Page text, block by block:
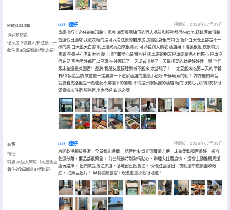
Meiyazaizai
與好友旅遊
優享房·2張雙人床·江景（一
線江景+全屋智能+小冰箱）
入住於2026年07月
5.0 極好
評價於：2026年07月09日
重慶出行｜必住的南濱路江景房 洲際集團旗下的酒店品質和服務都很在線 包括這家南濱路
智選假日酒店 我這次睡的是可以看江景的雙床房 房間設計很有特色 窗外白天晚上都是不一
樣的美 白天藍天白雲 晚上燈光亮起來很漂亮 可以看到大橋哦 酒店離下浩裏很近 夜景特別
美麗 在彈子石老街附近 晚上出門散步心情特別好 開車來的朋友停車問題也不用擔心 停車位
很充足 室內室外都可以停車 在外面玩了一天或者出差了一天最想要的就是好好睡一覺 他們
家床墊還是英國百年品牌 我朋友直接睡到喊不起來 太舒服了！ 一定要起來吃第二天的早餐
有80多種品類 來重慶一定要試一下這家酒店的重慶小麪呀 新鮮現煮的呢！ 誇誇他們隔音
就靠着馬路但是一點也聽不見樓下的嘈雜 不愧是洲際集團的酒店 睡的很安心 我和朋友都很
滿意這次住宿 服務態度也很好 有求必應
訪客
情侶
特惠·高級大床房（高層側面
看江+全屋智能+小冰箱）
入住於2026年07月
5.0 極好
評價於：2026年07月09日
房間乾淨超級整潔，全屋智能設備， 語音控制燈光窗簾很方便，床墊柔軟隔音很好，衞浴
乾濕分離，備品都很齊全。 前台服務特別熱情貼心，辦理入住速度快， 還會主動推薦周邊
遊玩路線。 出門就是濱江步道，落地窗直麪長江， 傍晚江面落日、夜晚渝中夜景盡收眼
底， 拍照巨出片！ 早餐種類豐富，現煮重慶小麪很地道！